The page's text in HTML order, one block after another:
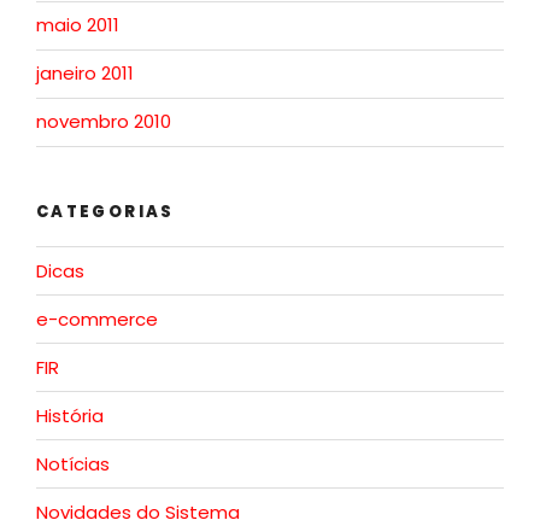
maio 2011
janeiro 2011
novembro 2010
CATEGORIAS
Dicas
e-commerce
FIR
História
Notícias
Novidades do Sistema